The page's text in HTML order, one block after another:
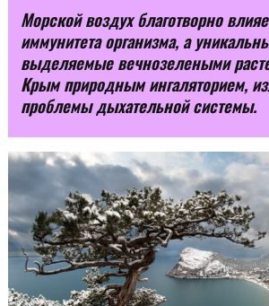
Морской воздух благотворно
иммунитета организма, а
выделяемые вечнозелеными
Крым природным ингаляторием,
проблемы дыхательной системы.